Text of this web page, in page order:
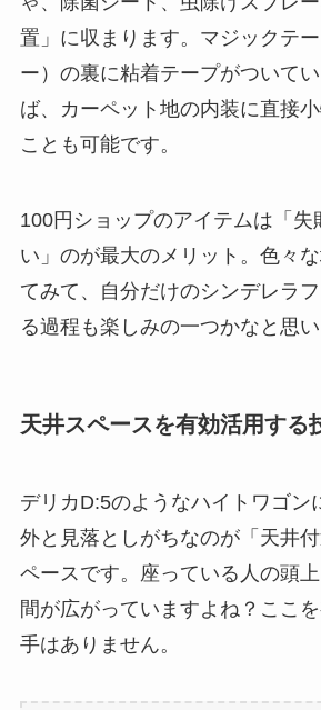
置」に収まります。マジックテ
ー）の裏に粘着テープがついて
ば、カーペット地の内装に直接
ことも可能です。
100円ショップのアイテムは「失
い」のが最大のメリット。色々
てみて、自分だけのシンデレラ
る過程も楽しみの一つかなと思い
天井スペースを有効活用する
デリカD:5のようなハイトワゴン
外と見落としがちなのが「天井
ペースです。座っている人の頭
間が広がっていますよね？ここ
手はありません。